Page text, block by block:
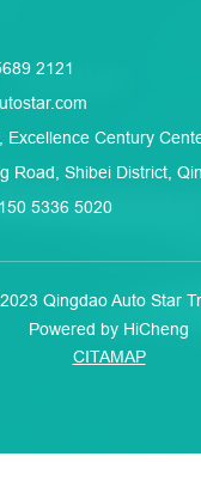
2121
Excellence Century
Road, Shibei District,
5336 5020
Qingdao Auto Star
Powered by HiCheng
CITAMAP